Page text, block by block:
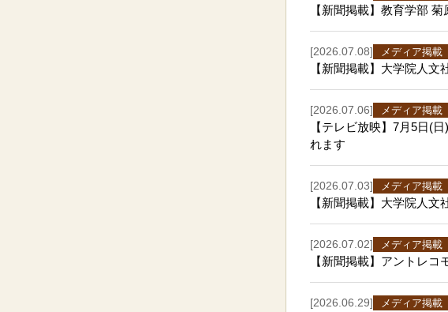
【新聞掲載】教育学部
[2026.07.08] メディア掲載
【新聞掲載】大学院人
[2026.07.06] メディア掲載
【テレビ放映】7月5日(
れます
[2026.07.03] メディア掲載
【新聞掲載】大学院人
[2026.07.02] メディア掲載
【新聞掲載】アントレ
[2026.06.29] メディア掲載